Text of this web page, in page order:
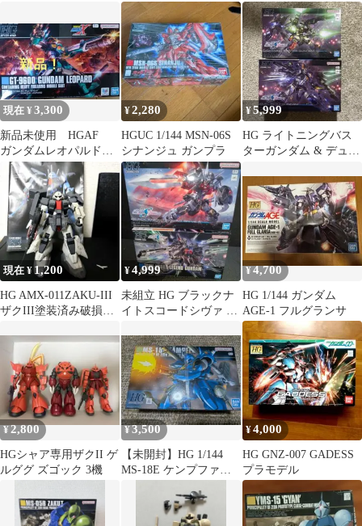
ンドL
現在 ¥3,300
新品未使用 HGAF
ガンダムレオパルド
1/144
¥2,280
HGUC 1/144 MSN-06S
シナンジュ ガンプラ
¥5,999
HG ライトニングバス
ターガンダム & デュエ
現在 ¥ 1,200
HG AMX-011ZAKU-III
ザクIII塗装済み破損あ
¥4,999
未組立 HG ブラックナ
イトスコードシヴァ レ
SEED セット
¥4,700
HG 1/144 ガンダム
AGE-1 フルグランサ
¥2,800
HGシャア専用ザクII ゲ
ルググ ズゴック 3機
¥3,500
【未開封】HG 1/144
MS-18E ケンプファー
¥4,000
HG GNZ-007 GADESS
プラモデル